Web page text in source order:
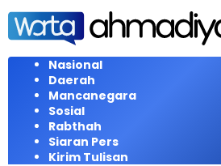
Langsung
konten
Nasional
Daerah
Mancanegara
Sosial
Rabthah
Siaran Pers
Kirim Tulisan